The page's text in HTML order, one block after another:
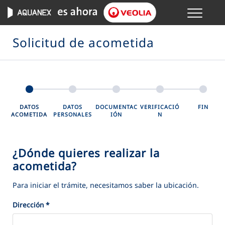
Menu
GESTIONES ONLINE
TU SERVICIO
TU AGUA
CONÓCENOS
Solicitud de acometida
DATOS
ACOMETIDA
DATOS
PERSONALES
DOCUMENTAC
IÓN
VERIFICACIÓ
N
FIN
¿Dónde quieres realizar la
acometida?
Para iniciar el trámite, necesitamos saber la ubicación.
Dirección *